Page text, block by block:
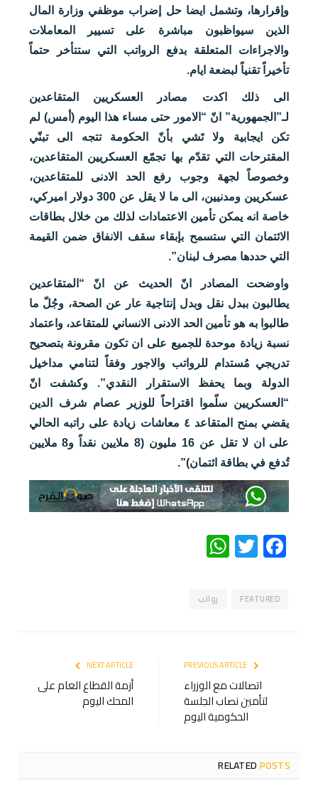
وإقرارها، وتشمل ايضا حل إضراب موظفي وزارة المال
الذين سيواظبون مباشرة على تسيير المعاملات
والاجراءات المتعلقة بدفع الرواتب التي ستتأخر حتماً
تأخيراً تقنياً لبضعة ايام.
الى ذلك اكدت مصادر العسكريين المتقاعدين
لـ”الجمهورية” انّ “الامور حتى مساء هذا اليوم (أمس) لم
تكن ايجابية ولا تَشي بأنّ الحكومة تتجه الى تبنّي
المقترحات التي تقدّم بها تجمّع العسكريين المتقاعدين،
وخصوصاً لجهة وجوب رفع الحد الادنى للمتقاعدين،
عسكريين ومدنيين، الى ما لا يقل عن 300 دولار اميركي،
خاصة انه يمكن تأمين الاعتمادات لذلك من خلال بطاقات
الائتمان التي ستسمح بإبقاء سقف الانفاق ضمن القيمة
التي حددها مصرف لبنان”.
واوضحت المصادر انّ الحديث عن انّ “المتقاعدين
يطالبون ببدل نقل وبدل إنتاجية عار عن الصحة، وجُلّ ما
طالبوا به هو تأمين الحد الادنى الانساني للمتقاعد، واعتماد
نسبة زيادة موحدة للجميع على ان تكون مقرونة بتصحيح
تدريجي مُستدام للرواتب والاجور وفقاً لتنامي مداخيل
الدولة وبما يحفظ الاستقرار النقدي”. وكشفت انّ
“العسكريين سلّموا اقتراحاً للوزير عصام شرف الدين
يقضي بمنح المتقاعد ٤ معاشات زيادة على راتبه الحالي
على ان لا تقل عن 16 مليون (8 ملايين نقداً و8 ملايين
تُدفع في بطاقة ائتمان)”.
Facebook
Twitter
WhatsApp
FEATURED رواتب
اتصالات مع الوزراء
لتأمين نصاب الجلسة
الحكومية اليوم
NEXT ARTICLE
أزمة القطاع العام على
المحك اليوم
RELATEDPOSTS